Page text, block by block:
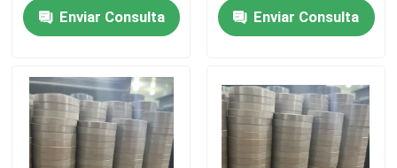
Transductor ultrasónico de la frecuencia multi
transductor ultrasónico piezoeléctrico
Enviar Consulta
Enviar Consulta